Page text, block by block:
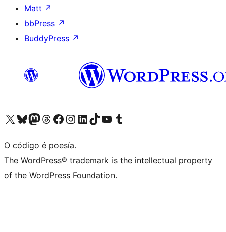
Matt ↗
bbPress ↗
BuddyPress ↗
Visita la cuenta de X (anteriormente Twitter)
Visita a nosa conta de Bluesky
Visita a nosa conta de Mastodon
Visita a nosa conta de Threads
Visita a nosa páxina de Facebook
Visita a nosa conta de Instagram
Visita a nosa conta de LinkedIn
Visita a nosa conta de TikTok
Visita a nosa canle de YouTube
Visita a nosa conta de Tumblr
O código é poesía.
The WordPress® trademark is the intellectual property
of the WordPress Foundation.